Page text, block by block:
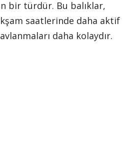
bir türdür. Bu balıklar,
saatlerinde daha aktif
daha kolaydır.